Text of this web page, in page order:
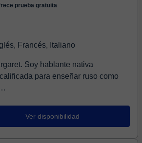
prueba gratuita
Francés, Italiano
Soy hablante nativa
para enseñar ruso como
Ver disponibilidad